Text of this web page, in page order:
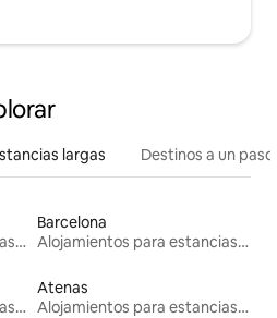
largas Destinos a un
Alojamientos para estancias largas
Barcelona
Alojamientos para estancias largas
Alojamientos para estancias largas
Atenas
Alojamientos para estancias largas